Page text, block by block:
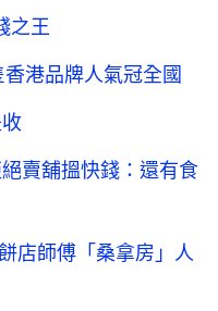
之王
港品牌人氣冠全國
賣舖搵快錢：還有食
店師傅「桑拿房」人